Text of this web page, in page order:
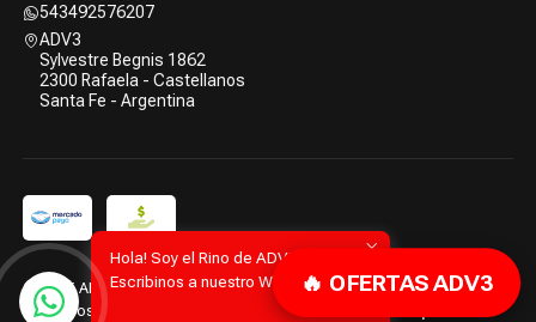
🔥 OFERTAS ADV3
543492576207
ADV3
Sylvestre Begnis 1862
2300 Rafaela - Castellanos
Santa Fe - Argentina
2026 ADV3 | Advanced Tools.
Todos los derechos reservados.
Desarrollado por Jumpseller
Hola! Soy el Rino de ADV3.
Escribinos a nuestro WhatsApp!